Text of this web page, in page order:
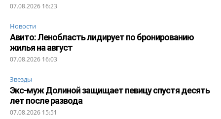
07.08.2026 16:23
Новости
Авито: Ленобласть лидирует по бронированию
жилья на август
07.08.2026 16:03
Звезды
Экс-муж Долиной защищает певицу спустя десять
лет после развода
07.08.2026 15:51